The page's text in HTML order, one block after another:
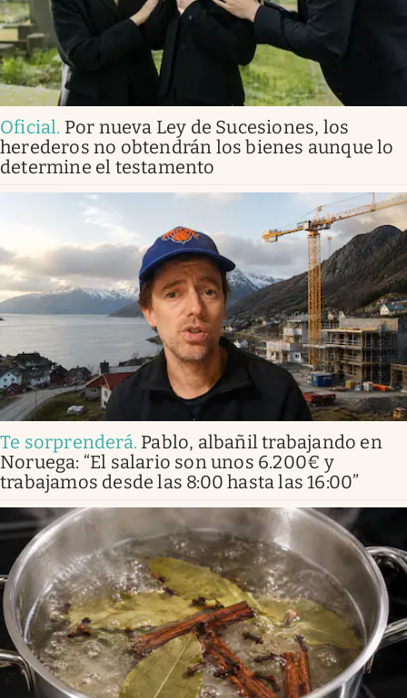
Oficial. Por nueva Ley de Sucesiones, los
herederos no obtendrán los bienes aunque lo
determine el testamento
Te sorprenderá. Pablo, albañil trabajando en
Noruega: “El salario son unos 6.200€ y
trabajamos desde las 8:00 hasta las 16:00”